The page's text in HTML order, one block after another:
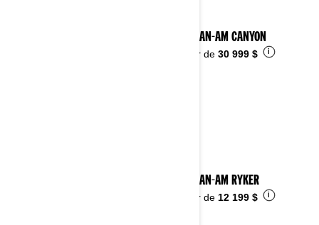
2025 CAN-AM CANYON
À partir de 30 999 $ i
2025 CAN-AM RYKER
À partir de 12 199 $ i